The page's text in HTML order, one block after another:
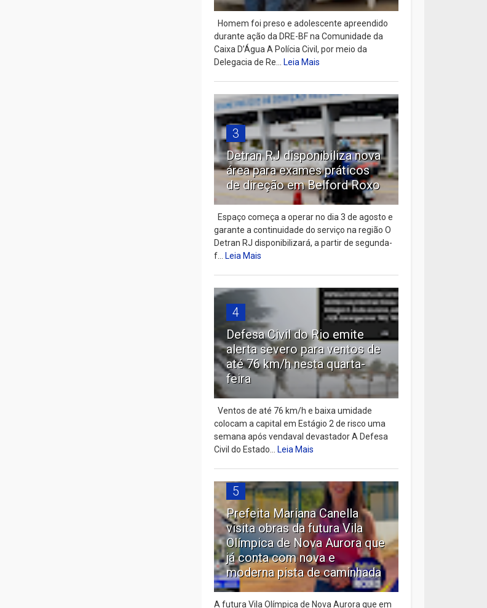
Homem foi preso e adolescente apreendido
durante ação da DRE-BF na Comunidade da
Caixa D’Água A Polícia Civil, por meio da
Delegacia de Re...Leia Mais
3
Detran RJ disponibiliza nova
área para exames práticos
de direção em Belford Roxo
Espaço começa a operar no dia 3 de agosto e
garante a continuidade do serviço na região O
Detran RJ disponibilizará, a partir de segunda-
f...Leia Mais
4
Defesa Civil do Rio emite
alerta severo para ventos de
até 76 km/h nesta quarta-
feira
Ventos de até 76 km/h e baixa umidade
colocam a capital em Estágio 2 de risco uma
semana após vendaval devastador A Defesa
Civil do Estado...Leia Mais
5
Prefeita Mariana Canella
visita obras da futura Vila
Olímpica de Nova Aurora que
já conta com nova e
moderna pista de caminhada
A futura Vila Olímpica de Nova Aurora que em